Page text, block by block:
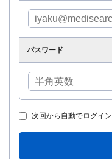
パスワード
次回から自動でログイン